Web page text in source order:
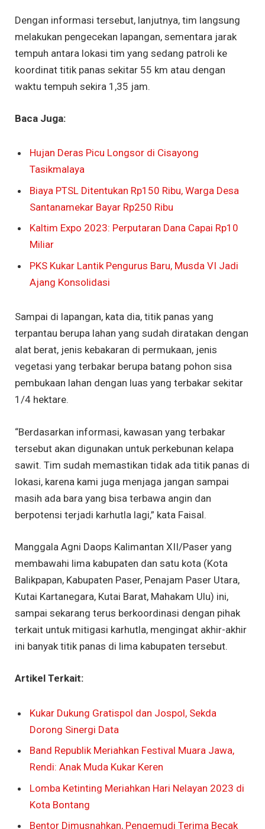
Dengan informasi tersebut, lanjutnya, tim langsung
melakukan pengecekan lapangan, sementara jarak
tempuh antara lokasi tim yang sedang patroli ke
koordinat titik panas sekitar 55 km atau dengan
waktu tempuh sekira 1,35 jam.
Baca Juga:
Hujan Deras Picu Longsor di Cisayong
Tasikmalaya
Biaya PTSL Ditentukan Rp150 Ribu, Warga Desa
Santanamekar Bayar Rp250 Ribu
Kaltim Expo 2023: Perputaran Dana Capai Rp10
Miliar
PKS Kukar Lantik Pengurus Baru, Musda VI Jadi
Ajang Konsolidasi
Sampai di lapangan, kata dia, titik panas yang
terpantau berupa lahan yang sudah diratakan dengan
alat berat, jenis kebakaran di permukaan, jenis
vegetasi yang terbakar berupa batang pohon sisa
pembukaan lahan dengan luas yang terbakar sekitar
1/4 hektare.
“Berdasarkan informasi, kawasan yang terbakar
tersebut akan digunakan untuk perkebunan kelapa
sawit. Tim sudah memastikan tidak ada titik panas di
lokasi, karena kami juga menjaga jangan sampai
masih ada bara yang bisa terbawa angin dan
berpotensi terjadi karhutla lagi,” kata Faisal.
Manggala Agni Daops Kalimantan XII/Paser yang
membawahi lima kabupaten dan satu kota (Kota
Balikpapan, Kabupaten Paser, Penajam Paser Utara,
Kutai Kartanegara, Kutai Barat, Mahakam Ulu) ini,
sampai sekarang terus berkoordinasi dengan pihak
terkait untuk mitigasi karhutla, mengingat akhir-akhir
ini banyak titik panas di lima kabupaten tersebut.
Artikel Terkait:
Kukar Dukung Gratispol dan Jospol, Sekda
Dorong Sinergi Data
Band Republik Meriahkan Festival Muara Jawa,
Rendi: Anak Muda Kukar Keren
Lomba Ketinting Meriahkan Hari Nelayan 2023 di
Kota Bontang
Bentor Dimusnahkan, Pengemudi Terima Becak